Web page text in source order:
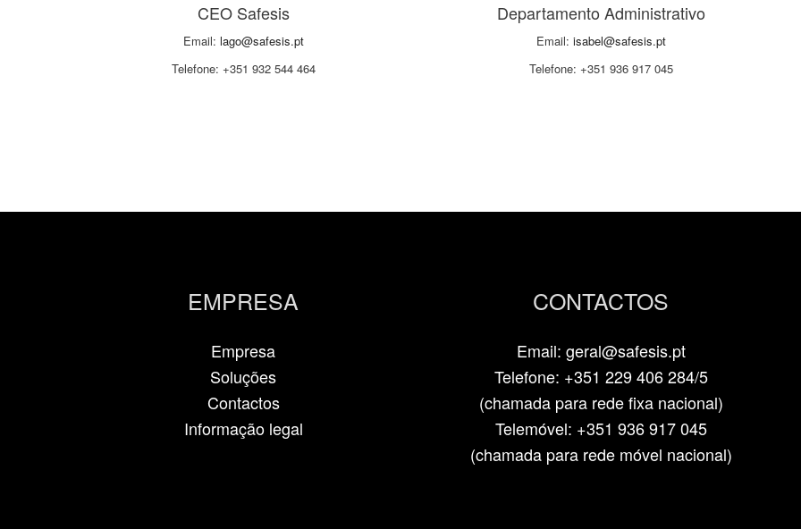
CEO Safesis
Email: lago@safesis.pt
Telefone: +351 932 544 464
Departamento Administrativo
Email: isabel@safesis.pt
Telefone: +351 936 917 045
EMPRESA
Empresa
Soluções
Contactos
Informação legal
CONTACTOS
Email: geral@safesis.pt
Telefone: +351 229 406 284/5
(chamada para rede fixa nacional)
Telemóvel: +351 936 917 045
(chamada para rede móvel nacional)